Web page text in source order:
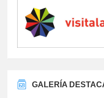
GALERÍA